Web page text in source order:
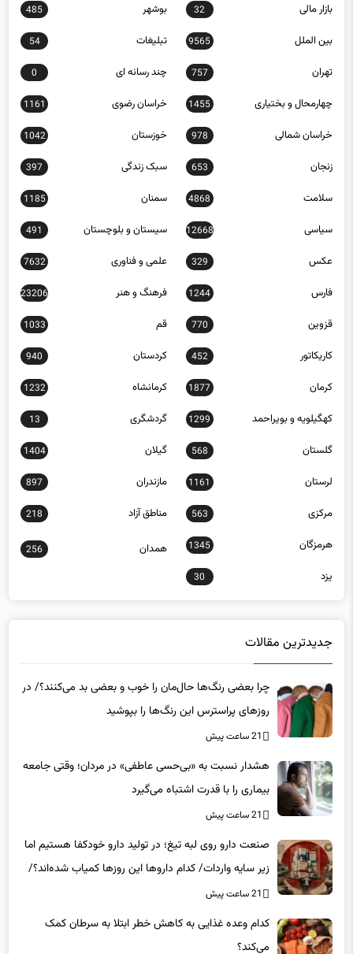
بازار مالی 32 بوشهر 485
بین الملل 9565 تبلیغات 54
تهران 757 چند رسانه ای 0
چهارمحال و بختیاری 1455 خراسان رضوی 1161
خراسان شمالی 978 خوزستان 1042
زنجان 653 سبک زندگی 397
سلامت 4868 سمنان 1185
سیاسی 12668 سیستان و بلوچستان 491
عکس 329 علمی و فناوری 7632
فارس 1244 فرهنگ و هنر 23206
قزوین 770 قم 1033
کاریکاتور 452 کردستان 940
کرمان 1877 کرمانشاه 1232
کهگیلویه و بویراحمد 1299 گردشگری 13
گلستان 568 گیلان 1404
لرستان 1161 مازندران 897
مرکزی 563 مناطق آزاد 218
هرمزگان 1345 همدان 256
یزد 30
جدیدترین مقالات
چرا بعضی رنگ‌ها حال‌مان را خوب و بعضی بد می‌کنند؟/ در
روزهای پراسترس این رنگ‌ها را بپوشید
21 ساعت پیش
هشدار نسبت به «بی‌حسی عاطفی» در مردان؛ وقتی جامعه
بیماری را با قدرت اشتباه می‌گیرد
21 ساعت پیش
صنعت دارو روی لبه تیغ؛ در تولید دارو خودکفا هستیم اما
زیر سایه واردات/ کدام داروها این روزها کمیاب شده‌اند؟/
«کشور سه ماه ذخیره دارویی دارد»
21 ساعت پیش
کدام وعده غذایی به کاهش خطر ابتلا به سرطان کمک
می‌کند؟